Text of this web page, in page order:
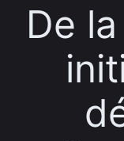
De